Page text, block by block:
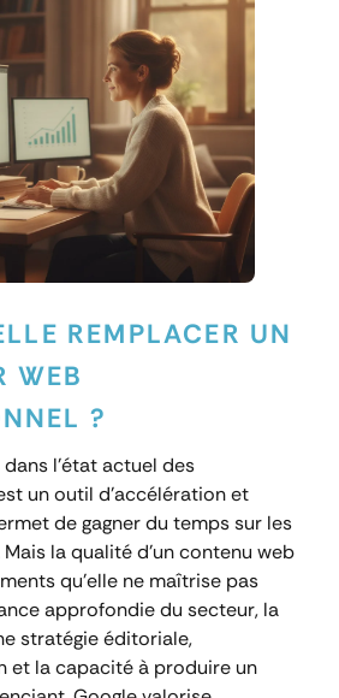
REMPLACER UN
WEB
?
l’état actuel des
un outil d’accélération et
de gagner du temps sur les
la qualité d’un contenu web
qu’elle ne maîtrise pas
approfondie du secteur, la
stratégie éditoriale,
et la capacité à produire un